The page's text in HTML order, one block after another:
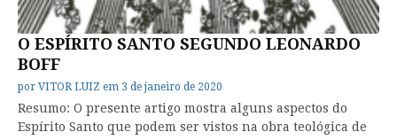
O ESPÍRITO SANTO SEGUNDO LEONARDO
BOFF
por VITOR LUIZ em 3 de janeiro de 2020
Resumo: O presente artigo mostra alguns aspectos do
Espírito Santo que podem ser vistos na obra teológica de